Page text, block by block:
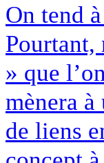
On tend
Pourtant,
» que
mènera
de liens